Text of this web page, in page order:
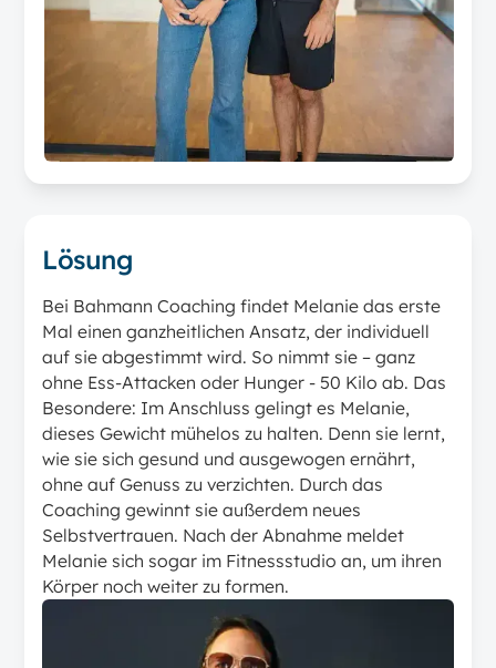
Lösung
Bei Bahmann Coaching findet Melanie das erste
Mal einen ganzheitlichen Ansatz, der individuell
auf sie abgestimmt wird. So nimmt sie – ganz
ohne Ess-Attacken oder Hunger - 50 Kilo ab. Das
Besondere: Im Anschluss gelingt es Melanie,
dieses Gewicht mühelos zu halten. Denn sie lernt,
wie sie sich gesund und ausgewogen ernährt,
ohne auf Genuss zu verzichten. Durch das
Coaching gewinnt sie außerdem neues
Selbstvertrauen. Nach der Abnahme meldet
Melanie sich sogar im Fitnessstudio an, um ihren
Körper noch weiter zu formen.